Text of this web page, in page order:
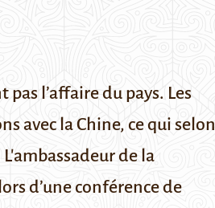
l’affaire du pays. Les
avec la Chine, ce qui selon
L'ambassadeur de la
d’une conférence de